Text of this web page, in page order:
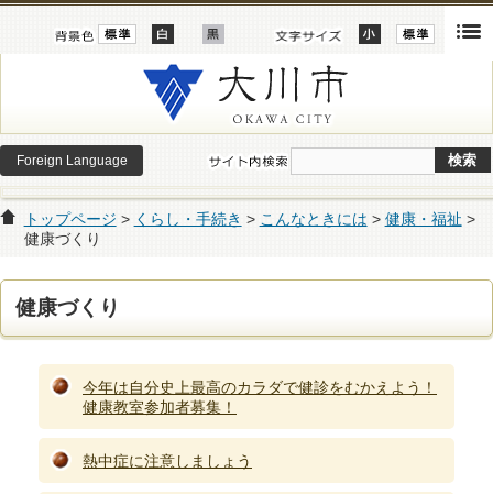
Foreign Language
トップページ > くらし・手続き > こんなときには > 健康・福祉 >
健康づくり
健康づくり
今年は自分史上最高のカラダで健診をむかえよう！
健康教室参加者募集！
熱中症に注意しましょう